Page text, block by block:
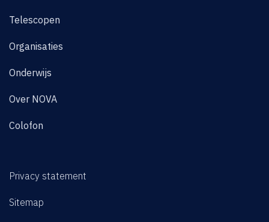
Telescopen
Organisaties
Onderwijs
Over NOVA
Colofon
Privacy statement
Sitemap